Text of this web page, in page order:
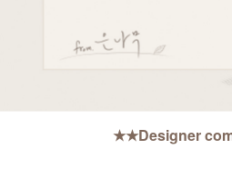
★★Designer